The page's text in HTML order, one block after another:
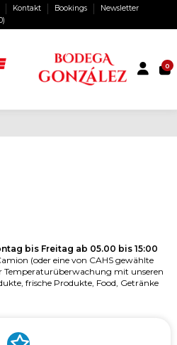
Kontakt Bookings
Newsletter
)
0
bis Freitag ab 05.00 bis 15:00
(oder eine von CAHS gewählte
mit unseren
frische Produkte, Food, Getränke